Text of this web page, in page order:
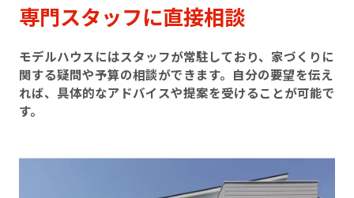
専門スタッフに直接相談
モデルハウスにはスタッフが常駐しており、家づくりに
関する疑問や予算の相談ができます。自分の要望を伝え
れば、具体的なアドバイスや提案を受けることが可能で
す。